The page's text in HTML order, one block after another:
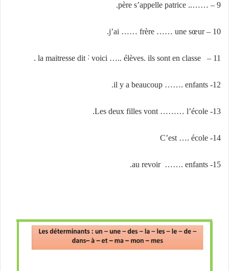
9 – …….. père s’appelle patrice.
10 – j’ai …… frère …… une sœur.
11 – la maitresse dit ˸ voici ….. élèves. ils sont en classe .
12- il y a beaucoup ……. enfants.
13- Les deux filles vont ……… l’école.
14- C’est …. école
15- au revoir ……. enfants.